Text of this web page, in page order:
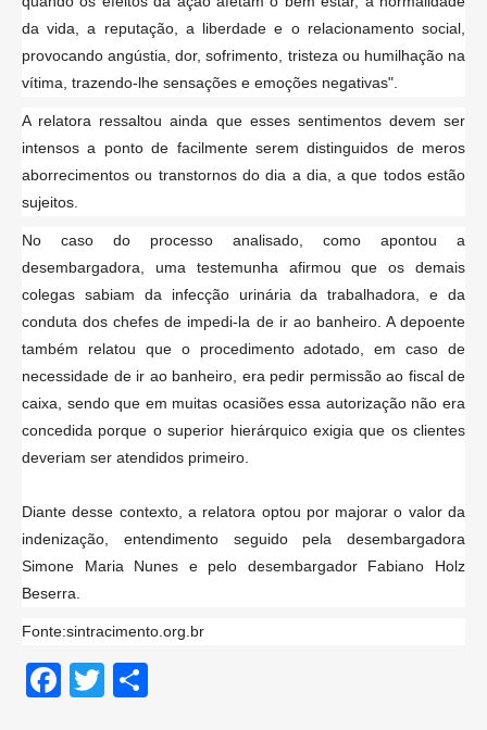
da vida, a reputação, a liberdade e o relacionamento social,
provocando angústia, dor, sofrimento, tristeza ou humilhação na
vítima, trazendo-lhe sensações e emoções negativas".
A relatora ressaltou ainda que esses sentimentos devem ser
intensos a ponto de facilmente serem distinguidos de meros
aborrecimentos ou transtornos do dia a dia, a que todos estão
sujeitos.
No caso do processo analisado, como apontou a
desembargadora, uma testemunha afirmou que os demais
colegas sabiam da infecção urinária da trabalhadora, e da
conduta dos chefes de impedi-la de ir ao banheiro. A depoente
também relatou que o procedimento adotado, em caso de
necessidade de ir ao banheiro, era pedir permissão ao fiscal de
caixa, sendo que em muitas ocasiões essa autorização não era
concedida porque o superior hierárquico exigia que os clientes
deveriam ser atendidos primeiro.
Diante desse contexto, a relatora optou por majorar o valor da
indenização, entendimento seguido pela desembargadora
Simone Maria Nunes e pelo desembargador Fabiano Holz
Beserra.
Fonte:sintracimento.org.br
F T